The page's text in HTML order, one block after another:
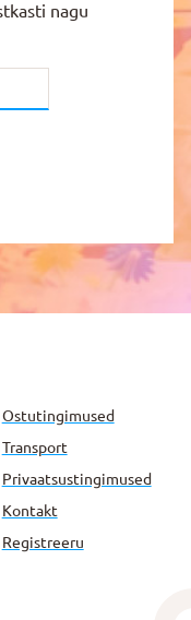
nagu
Ostutingimused
Transport
Privaatsus­tingimused
Kontakt
Registreeru